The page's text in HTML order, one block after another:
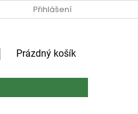
MAPA SERVERU
Přihlášení
NÁKUPNÍ
Prázdný košík